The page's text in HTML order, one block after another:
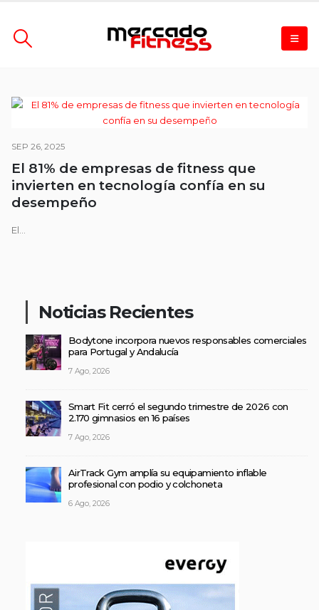
SEP 26, 2025
El 81% de empresas de fitness que
invierten en tecnología confía en su
desempeño
El...
Noticias Recientes
Bodytone incorpora nuevos responsables comerciales
para Portugal y Andalucía
7 Ago, 2026
Smart Fit cerró el segundo trimestre de 2026 con
2.170 gimnasios en 16 países
7 Ago, 2026
AirTrack Gym amplía su equipamiento inflable
profesional con podio y colchoneta
6 Ago, 2026